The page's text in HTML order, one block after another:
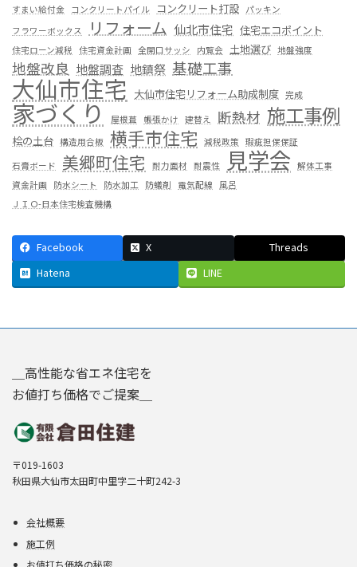
すまい給付金 コンクリートパイル コンクリート打設 パッキン
フラワーボックス
リフォーム 仙北市住宅 住宅エコポイント
住宅ローン減税 住宅資金計画 全開口サッシ 内覧会 土地選び 地盤強度
地盤改良 地盤調査 地鎮祭 基礎工事
大仙市住宅 大仙市住宅リフォーム助成制度 完成
家づくり 屋根葺 帳張かけ 建替え 断熱材 施工事例
桧の土台 構造用合板 横手市住宅 減税政策 瑕疵担保保証
石膏ボード
美郷町住宅 耐力面材 耐震性 見学会 解体工事
資金計画
防水シート 防水加工 防蟻剤 電気配線
風呂
ＪＩＯ-日本住宅検査機構
Facebook X
Threads
Hatena
LINE
＿高性能な省エネ住宅を
お値打ち価格でご提案＿
〒019-1603
秋田県大仙市太田町中里字二十町242-3
会社概要
施工例